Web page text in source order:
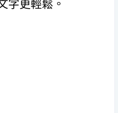
字更輕鬆。